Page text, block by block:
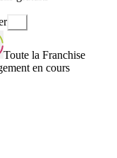
Toute la Franchise
en cours